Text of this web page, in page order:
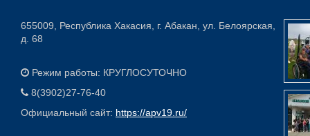
655009, Республика Хакасия, г. Абакан, ул. Белоярская,
д. 68
Режим работы: КРУГЛОСУТОЧНО
8(3902)27-76-40
Официальный сайт: https://apv19.ru/